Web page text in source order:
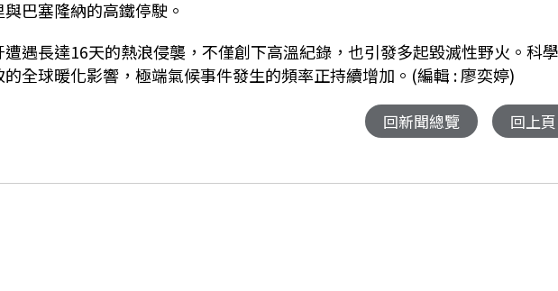
巴塞隆納的高鐵停駛。
遇長達16天的熱浪侵襲，不僅創下高溫紀錄，也引發多起毀滅性野火。科
全球暖化影響，極端氣候事件發生的頻率正持續增加。 (編輯 : 廖奕婷)
回新聞總覽 回上頁